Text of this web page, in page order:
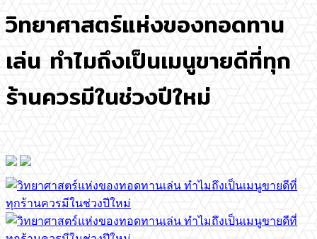
วิทยาศาสตร์แห่งของทอดทาน
เล่น ทำไมถึงเป็นเมนูขายดีที่ทุก
ร้านควรมีในช่วงปีใหม่